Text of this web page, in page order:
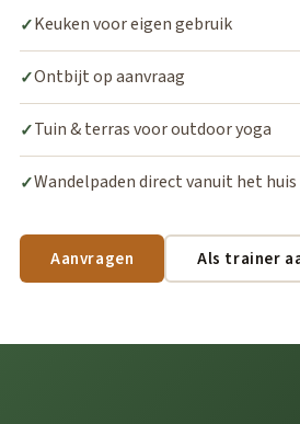
✓Keuken voor eigen gebruik
✓Ontbijt op aanvraag
✓Tuin & terras voor outdoor yoga
✓Wandelpaden direct vanuit het huis
Aanvragen Als trainer